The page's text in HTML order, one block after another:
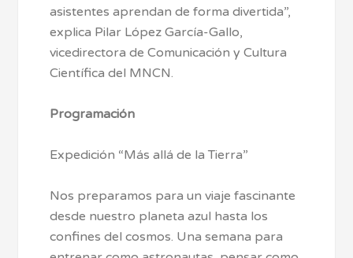
asistentes aprendan de forma divertida”,
explica Pilar López García-Gallo,
vicedirectora de Comunicación y Cultura
Científica del MNCN.
Programación
Expedición “Más allá de la Tierra”
Nos preparamos para un viaje fascinante
desde nuestro planeta azul hasta los
confines del cosmos. Una semana para